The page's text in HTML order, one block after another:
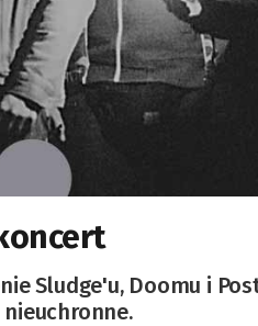
Sludge'u, Doomu i